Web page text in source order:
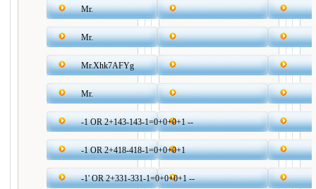
Mr.
Mr.
Mr.Xhk7AFYg
Mr.
-1 OR 2+143-143-1=0+0+0+1 --
-1 OR 2+418-418-1=0+0+0+1
-1' OR 2+331-331-1=0+0+0+1 --